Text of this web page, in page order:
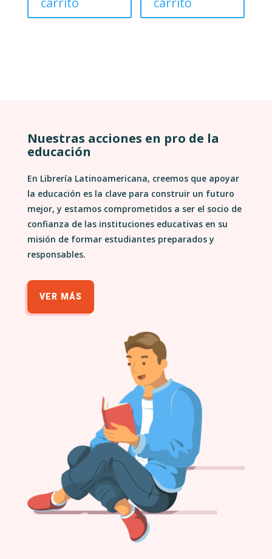
Nuestras acciones en pro de la
educación
En Librería Latinoamericana, creemos que apoyar
la educación es la clave para construir un futuro
mejor, y estamos comprometidos a ser el socio de
confianza de las instituciones educativas en su
misión de formar estudiantes preparados y
responsables.
VER MÁS